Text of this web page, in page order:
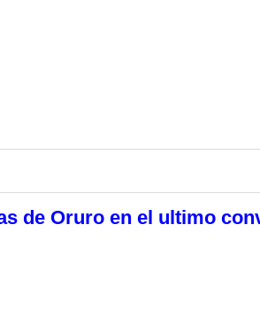
de Oruro en el ultimo